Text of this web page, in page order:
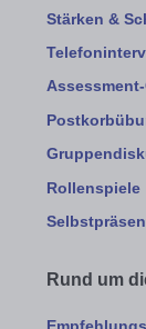
Stärken &
Rollenspiele
Rund um